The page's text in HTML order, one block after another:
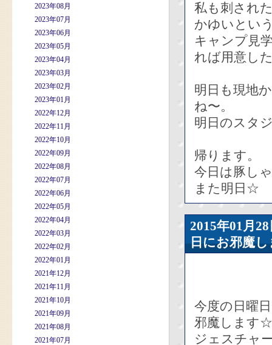
2023年08月
2023年07月
2023年06月
2023年05月
2023年04月
2023年03月
2023年02月
2023年01月
2022年12月
2022年11月
2022年10月
2022年09月
2022年08月
2022年07月
2022年06月
2022年05月
2022年04月
2022年03月
2022年02月
2022年01月
2021年12月
2021年11月
2021年10月
2021年09月
2021年08月
2021年07月
私も刺され
かゆいとい
キャンプ見
れば用意し
明日も現地
ね〜。
明日のスタ
帰ります。
今日は豚し
また明日☆
2015年01
日にお邪魔し
今度の日曜
邪魔します☆
ジェスチャ